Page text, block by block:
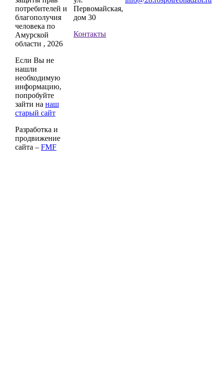
потребителей и
благополучия
человека по
Амурской
области , 2026
Если Вы не
нашли
необходимую
информацию,
попробуйте
зайти на наш
старый сайт
Разработка и
продвижение
сайта – FMF
Первомайская,
дом 30
Контакты